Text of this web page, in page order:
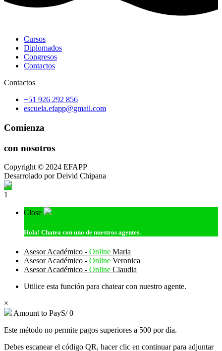
Cursos
Diplomados
Congresos
Contactos
Contactos
+51 926 292 856
escuela.efapp@gmail.com
Comienza
con nosotros
Copyright © 2024 EFAPP
Desarrolado por Deivid Chipana
1
Close
Hola! Chatea con uno de nuestros agentes.
Asesor Académico - Online Maria
Asesor Académico - Online Veronica
Asesor Académico - Online Claudia
Utilice esta función para chatear con nuestro agente.
×
Amount to PayS/0
Este método no permite pagos superiores a 500 por día.
Debes escanear el código QR, hacer clic en continuar para adjuntar